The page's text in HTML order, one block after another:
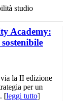
studio
Academy:
la II edizione
per un
[leggi tutto]